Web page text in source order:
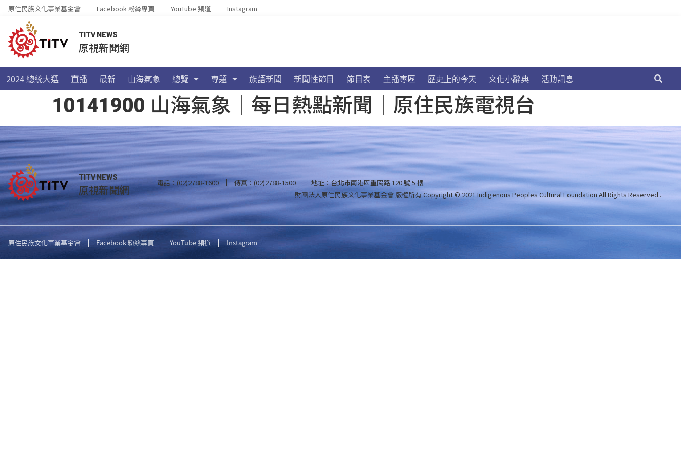
原住民族文化事業基金會 Facebook 粉絲專頁 YouTube 頻道 Instagram
TITV NEWS
原視新聞網
2024 總統大選 直播 最新 山海氣象 總覽 專題 族語新聞 新聞性節目 節目表 主播專區 歷史上的今天 文化小辭典 活動訊息
10141900 山海氣象｜每日熱點新聞｜原住民族電視台
TITV NEWS
原視新聞網 電話：(02)2788-1600 傳真：(02)2788-1500
地址：台北市南港區重陽路 120 號 5 樓
財團法人原住民族文化事業基金會 版權所有Copyright © 2021 Indigenous Peoples Cultural Foundation All Rights Reserved .
原住民族文化事業基金會 Facebook 粉絲專頁 YouTube 頻道 Instagram